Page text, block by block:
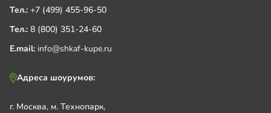
Тел.: +7 (499) 455-96-50
Тел.: 8 (800) 351-24-60
E.mail: info@shkaf-kupe.ru
Адреса шоурумов:
г. Москва, м. Технопарк,